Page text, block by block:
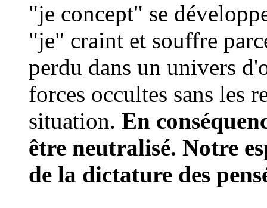
"je concept" se
"je" craint et souffre
perdu dans un univers
forces occultes sans les
situation. En
être neutralisé. Notre
de la dictature des